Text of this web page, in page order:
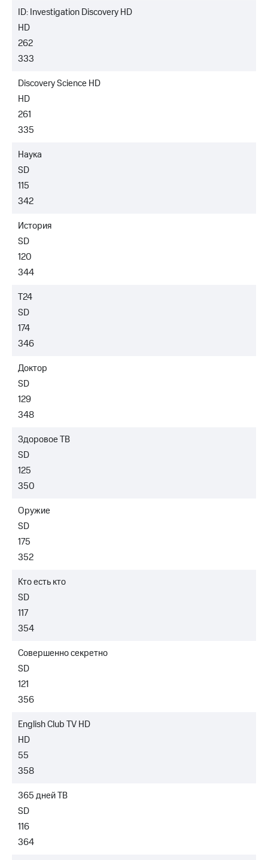
ID: Investigation Discovery HD
HD
262
333
Discovery Science HD
HD
261
335
Наука
SD
115
342
История
SD
120
344
Т24
SD
174
346
Доктор
SD
129
348
Здоровое ТВ
SD
125
350
Оружие
SD
175
352
Кто есть кто
SD
117
354
Совершенно секретно
SD
121
356
English Club TV HD
HD
55
358
365 дней ТВ
SD
116
364